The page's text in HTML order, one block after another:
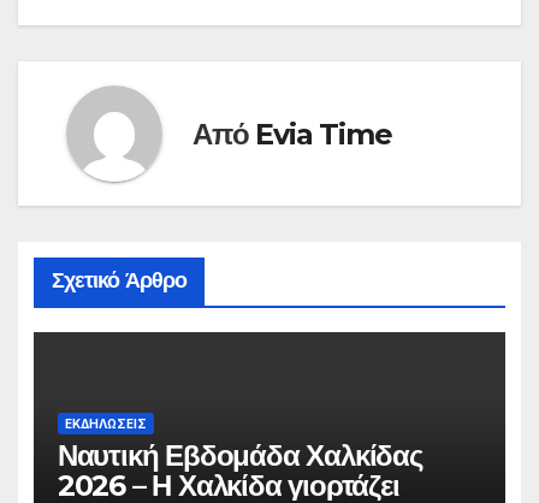
Από Evia Time
Σχετικό Άρθρο
ΕΚΔΗΛΩΣΕΙΣ
Ναυτική Εβδομάδα Χαλκίδας
2026 – Η Χαλκίδα γιορτάζει